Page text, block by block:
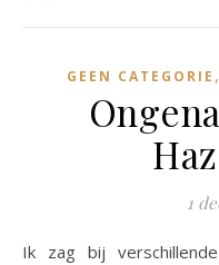
GEEN CATEGORIE ,
1
Ik zag bij verschillende bloggers laaiend enthousiaste